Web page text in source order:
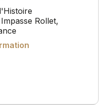
Rollet,